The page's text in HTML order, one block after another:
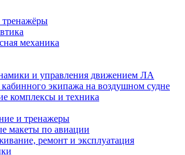
механика
и управления движением ЛА
экипажа на воздушном судне
комплексы и техника
и тренажеры
макеты по авиации
ремонт и эксплуатация